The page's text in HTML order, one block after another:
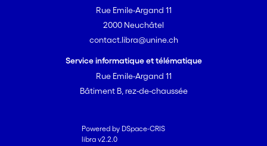
Rue Emile-Argand 11
2000 Neuchâtel
contact.libra@unine.ch
Service informatique et télématique
Rue Emile-Argand 11
Bâtiment B, rez-de-chaussée
Powered by DSpace-CRIS
libra v2.2.0